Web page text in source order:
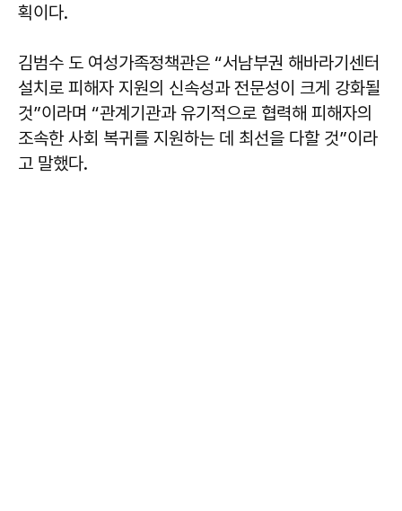
획이다.
김범수 도 여성가족정책관은 “서남부권 해바라기센터
설치로 피해자 지원의 신속성과 전문성이 크게 강화될
것”이라며 “관계기관과 유기적으로 협력해 피해자의
조속한 사회 복귀를 지원하는 데 최선을 다할 것”이라
고 말했다.